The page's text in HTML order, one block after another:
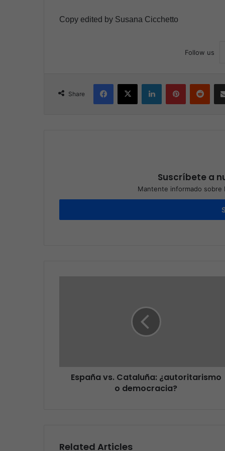
Copy edited by Susana Cicchetto
Follow us
Share
Suscríbete a
Mantente informado sobre
España vs. Cataluña: ¿autoritarismo
o democracia?
Related Articles